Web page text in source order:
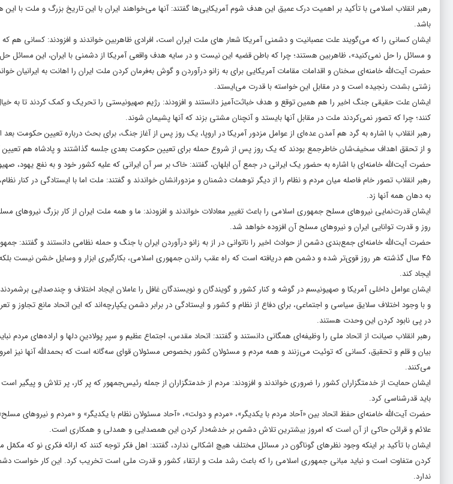
رهبر انقلاب اسلامی با تأکید بر اهمیت درک عمیق این هدف شوم آمریکایی‌ها گفتند: آنها می‌خواهند ایران با این تاریخ بزرگ و ملت با
باشد.
ایشان کسانی را که می‌گویند علت عصبانیت و دشمنی آمریکا شعار های ملت ایران است، افرادی ظاهربین خواندند و افزودند: کسانی هم که
و مسائل را حل نمی‌کنید»، ظاهربین هستند؛ چرا که باطن قضیه این نیست و در سایه هدف واقعی آمریکا از دشمنی با ایران، این
حضرت آیت‌الله خامنه‌ای سخنان و اقدامات مقامات آمریکایی برای به زانو درآوردن و گوش به‌فرمان کردن ملت ایران را اهانت به ایرانیان
زشتی بشدت رنجیده است و در مقابل این خواسته با قدرت می‌ایستد.
ایشان علت حقیقی جنگ اخیر را هم همین توقع و هدف خباثت‌آمیز دانستند و افزودند: رژیم صهیونیستی را تحریک و کمک کردند تا به
کنند؛ چرا که تصور نمی‌کردند ملت در مقابل آنها بایستد و آنچنان مشتی بزند که آنها پشیمان شوند.
رهبر انقلاب با اشاره به گرد هم آمدن عده‌ای از عوامل مزدور آمریکا در اروپا، یک روز پس از آغاز جنگ، برای بحث درباره تعیین حکومت
و از تحقق اهداف سخیف‌شان خاطرجمع بودند که یک روز پس از شروع حمله برای تعیین حکومت بعدی جلسه گذاشتند و پادشاه هم تعیین
حضرت آیت‌الله خامنه‌ای با اشاره به حضور یک ایرانی در جمع آن ابلهان، گفتند: خاک بر سر آن ایرانی که علیه کشور خود و به نفع یهود،
رهبر انقلاب تصور خام فاصله میان مردم و نظام را از دیگر توهمات دشمنان و مزدورانشان خواندند و گفتند: ملت اما با ایستادگی در
به دهان همه آنها زد.
ایشان قدرت‌نمایی نیروهای مسلح جمهوری اسلامی را باعث تغییر معادلات خواندند و افزودند: ما و همه ملت ایران از کار بزرگ نیروهای
روز و قدرت توانایی ایران و نیروهای مسلح آن افزوده خواهد شد.
حضرت آیت‌الله خامنه‌ای جمع‌بندی دشمن از حوادث اخیر را ناتوانی در از به زانو درآوردن ایران با جنگ و حمله نظامی دانستند و گفتند:
۴۵ سال گذشته هر روز قوی‌تر شده و دشمن هم دریافته است که راه عقب راندن جمهوری اسلامی، بکارگیری ابزار و وسایل خشن نیست
ایجاد کند.
ایشان عوامل داخلی آمریکا و صهیونیسم در گوشه و کنار کشور و گویندگان و نویسندگان غافل را عاملان ایجاد اختلاف و چندصدایی برشمردند
و با وجود اختلاف سلایق سیاسی و اجتماعی، برای دفاع از نظام و کشور و ایستادگی در برابر دشمن یکپارچه‌اند که این اتحاد مانع
در پی نابود کردن این وحدت هستند.
رهبر انقلاب صیانت از اتحاد ملی را وظیفه‌ای همگانی دانستند و گفتند: اتحاد مقدس، اجتماع عظیم و سپر پولادینِ دلها و اراده‌های
بیان و قلم و تحقیق، کسانی که توئیت می‌زنند و همه مردم و مسئولان کشور بخصوص مسئولان قوای سه‌گانه است که بحمدالله آنها نیز
می‌کنند.
ایشان حمایت از خدمتگزاران کشور را ضروری خواندند و افزودند: مردم از خدمتگزاران از جمله رئیس‌جمهور که پر کار، پر تلاش و پیگیر
باید قدرشناسی کرد.
حضرت آیت‌الله خامنه‌ای حفظ اتحاد بین «آحاد مردم با یکدیگر»، «مردم و دولت»، «آحاد مسئولان نظام با یکدیگر» و «مردم و نیروهای
علائم و قرائن حاکی از آن است که امروز بیشترین تلاش دشمن بر خدشه‌دار کردن این همصدایی و همدلی و همکاری است.
ایشان با تأکید بر اینکه وجود نظرهای گوناگون در مسائل مختلف هیچ اشکالی ندارد، گفتند: اهل فکر توجه کنند که ارائه فکری نو که
کردن متفاوت است و نباید مبانی جمهوری اسلامی را که باعث رشد ملت و ارتقاء کشور و قدرت ملی است تخریب کرد. این کار خواست
ندارد.